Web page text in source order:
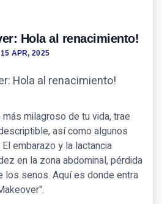
Hola al renacimiento!
15 APR, 2025
milagroso de tu vida, trae
así como algunos
embarazo y la lactancia
en la zona abdominal, pérdida
los senos. Aquí es donde entra